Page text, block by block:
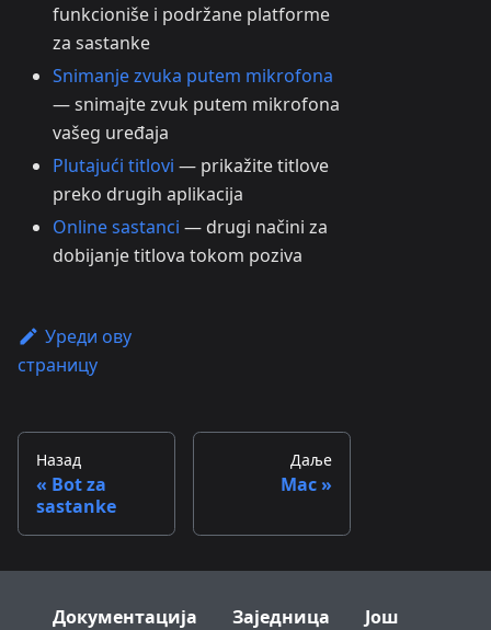
funkcioniše i podržane platforme
za sastanke
Snimanje zvuka putem mikrofona
— snimajte zvuk putem mikrofona
vašeg uređaja
Plutajući titlovi — prikažite titlove
preko drugih aplikacija
Online sastanci — drugi načini za
dobijanje titlova tokom poziva
Уреди ову
страницу
Назад
Bot za
sastanke
Даље
Mac
Документација Заједница Још